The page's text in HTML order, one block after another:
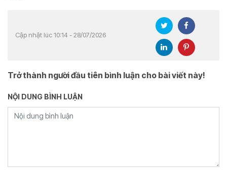
Cập nhật lúc 10:14 - 28/07/2026
Trở thành người đầu tiên bình luận cho bài viết này!
NỘI DUNG BÌNH LUẬN